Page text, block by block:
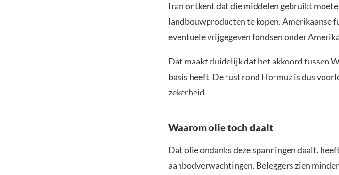
Iran ontkent dat die middelen gebruikt
landbouwproducten te kopen. Amerikaanse
eventuele vrijgegeven fondsen onder
Dat maakt duidelijk dat het akkoord tussen
basis heeft. De rust rond Hormuz is dus
zekerheid.
Waarom olie toch daalt
Dat olie ondanks deze spanningen daalt,
aanbodverwachtingen. Beleggers zien